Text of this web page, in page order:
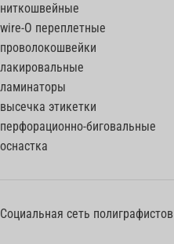
ниткошвейные
wire-O переплетные
проволокошвейки
лакировальные
ламинаторы
высечка этикетки
перфорационно-биговальные
оснастка
Социальная сеть полиграфистов